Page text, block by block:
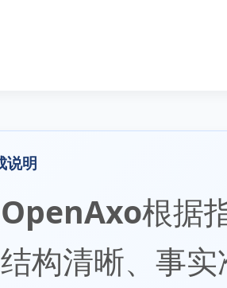
说明
OpenAxo根据
构清晰、事